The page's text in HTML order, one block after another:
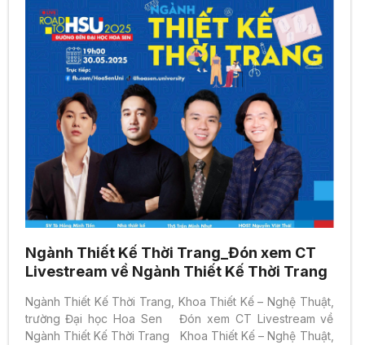
Ngành Thiết Kế Thời Trang_Đón xem CT
Livestream về Ngành Thiết Kế Thời Trang
Ngành Thiết Kế Thời Trang, Khoa Thiết Kế – Nghệ Thuật,
trường Đại học Hoa Sen Đón xem CT Livestream về
Ngành Thiết Kế Thời Trang Khoa Thiết Kế – Nghệ Thuật,